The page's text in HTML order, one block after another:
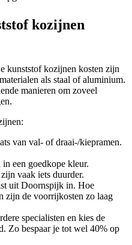
kozijnen
kunststof kozijnen kosten zijn
als staal of aluminium.
manieren om zoveel
van val- of draai-/kiepramen.
een goedkope kleur.
vaak iets duurder.
uit Doornspijk in. Hoe
zijn de voorrijkosten zo laag
specialisten en kies de
Zo bespaar je tot wel 40% op